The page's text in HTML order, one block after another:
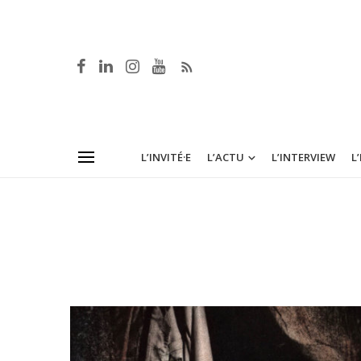
L’INVITÉ·E L’ACTU L’INTERVIEW